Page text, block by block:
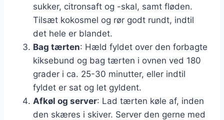
sukker, citronsaft og -skal, samt fløden.
Tilsæt kokosmel og rør godt rundt, indtil
det hele er blandet.
Bag tærten: Hæld fyldet over den forbagte
kiksebund og bag tærten i ovnen ved 180
grader i ca. 25-30 minutter, eller indtil
fyldet er sat og let gyldent.
Afkøl og server: Lad tærten køle af, inden
den skæres i skiver. Server den gerne med